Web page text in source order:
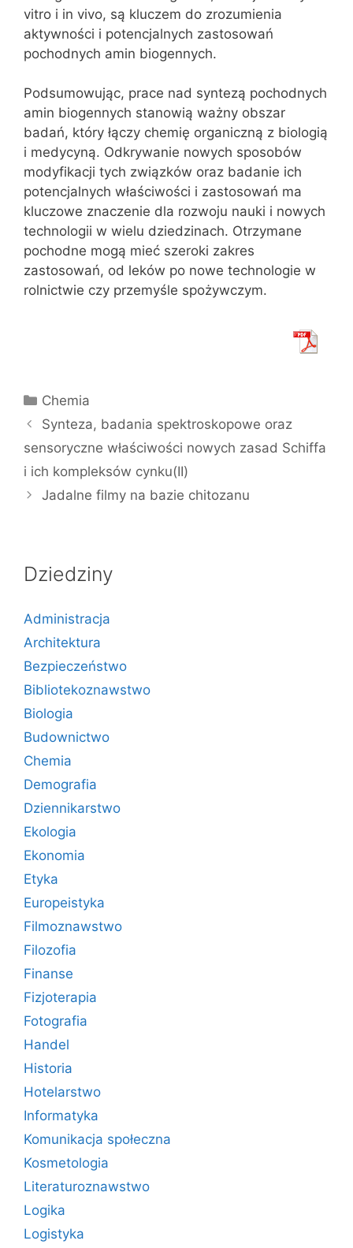
vitro i in vivo, są kluczem do zrozumienia
aktywności i potencjalnych zastosowań
pochodnych amin biogennych.
Podsumowując, prace nad syntezą pochodnych
amin biogennych stanowią ważny obszar
badań, który łączy chemię organiczną z biologią
i medycyną. Odkrywanie nowych sposobów
modyfikacji tych związków oraz badanie ich
potencjalnych właściwości i zastosowań ma
kluczowe znaczenie dla rozwoju nauki i nowych
technologii w wielu dziedzinach. Otrzymane
pochodne mogą mieć szeroki zakres
zastosowań, od leków po nowe technologie w
rolnictwie czy przemyśle spożywczym.
Kategorie
Chemia
Synteza, badania spektroskopowe oraz
sensoryczne właściwości nowych zasad Schiffa
i ich kompleksów cynku(II)
Jadalne filmy na bazie chitozanu
Dziedziny
Administracja
Architektura
Bezpieczeństwo
Bibliotekoznawstwo
Biologia
Budownictwo
Chemia
Demografia
Dziennikarstwo
Ekologia
Ekonomia
Etyka
Europeistyka
Filmoznawstwo
Filozofia
Finanse
Fizjoterapia
Fotografia
Handel
Historia
Hotelarstwo
Informatyka
Komunikacja społeczna
Kosmetologia
Literaturoznawstwo
Logika
Logistyka